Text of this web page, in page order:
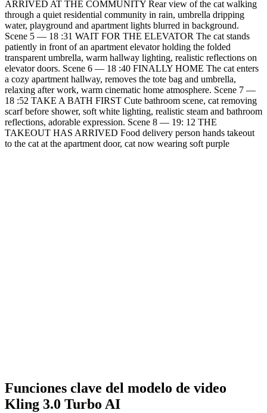
ARRIVED AT THE COMMUNITY Rear view of the cat walking
through a quiet residential community in rain, umbrella dripping
water, playground and apartment lights blurred in background.
Scene 5 — 18 :31 WAIT FOR THE ELEVATOR The cat stands
patiently in front of an apartment elevator holding the folded
transparent umbrella, warm hallway lighting, realistic reflections on
elevator doors. Scene 6 — 18 :40 FINALLY HOME The cat enters
a cozy apartment hallway, removes the tote bag and umbrella,
relaxing after work, warm cinematic home atmosphere. Scene 7 —
18 :52 TAKE A BATH FIRST Cute bathroom scene, cat removing
scarf before shower, soft white lighting, realistic steam and bathroom
reflections, adorable expression. Scene 8 — 19: 12 THE
TAKEOUT HAS ARRIVED Food delivery person hands takeout
to the cat at the apartment door, cat now wearing soft purple
Funciones clave del modelo de video
Kling 3.0 Turbo AI